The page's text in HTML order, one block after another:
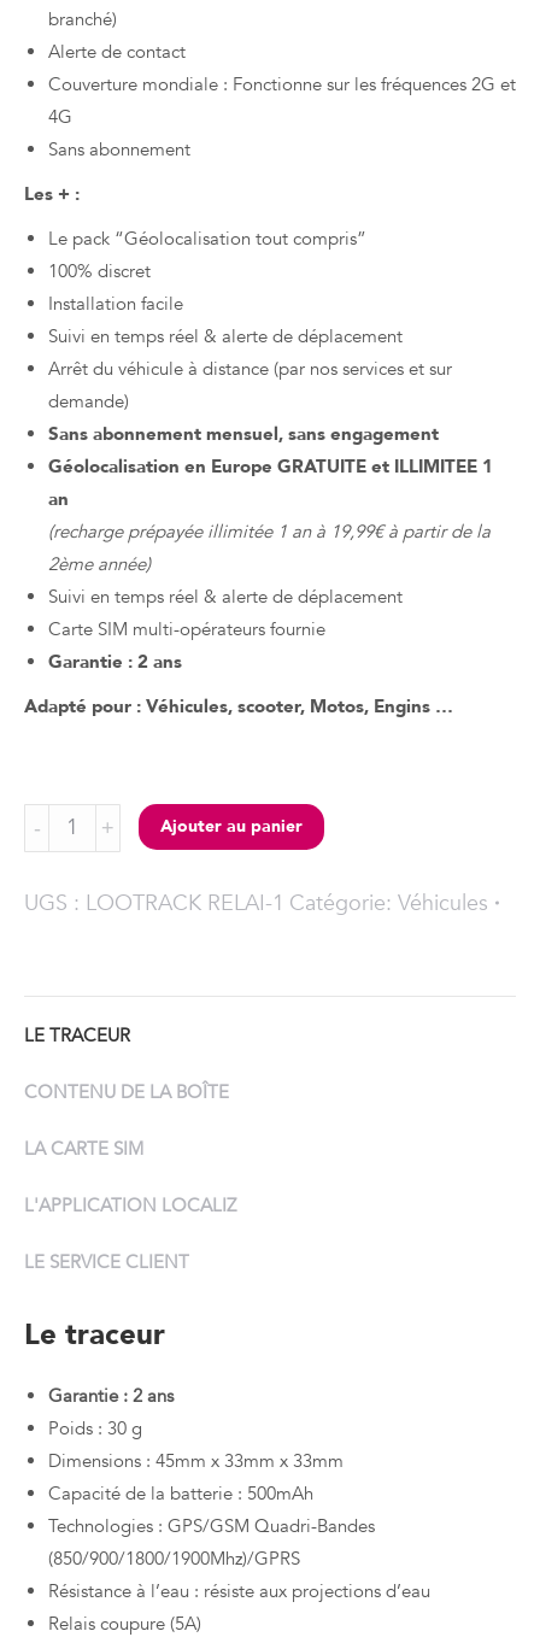
branché)
Alerte de contact
Couverture mondiale : Fonctionne sur les fréquences 2G et
4G
Sans abonnement
Les + :
Le pack “Géolocalisation tout compris”
100% discret
Installation facile
Suivi en temps réel & alerte de déplacement
Arrêt du véhicule à distance (par nos services et sur
demande)
Sans abonnement mensuel, sans engagement
Géolocalisation en Europe GRATUITE et ILLIMITEE 1
an
(recharge prépayée illimitée 1 an à 19,99€ à partir de la
2ème année)
Suivi en temps réel & alerte de déplacement
Carte SIM multi-opérateurs fournie
Garantie : 2 ans
Adapté pour : Véhicules, scooter, Motos, Engins …
TRACEUR
RELAIS
Ajouter au panier
UGS : LOOTRACK RELAI-1 Catégorie: Véhicules
LE TRACEUR
CONTENU DE LA BOÎTE
LA CARTE SIM
L'APPLICATION LOCALIZ
LE SERVICE CLIENT
Le traceur
Garantie : 2 ans
Poids : 30 g
Dimensions : 45mm x 33mm x 33mm
Capacité de la batterie : 500mAh
Technologies : GPS/GSM Quadri-Bandes
(850/900/1800/1900Mhz)/GPRS
Résistance à l’eau : résiste aux projections d’eau
Relais coupure (5A)